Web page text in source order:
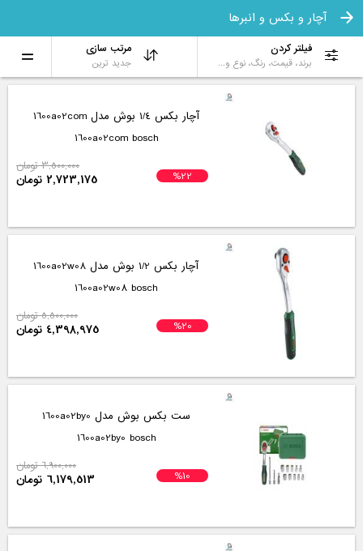
آچار و بکس و انبرها
فیلتر کردن
برند، قیمت، رنگ، نوع و...
مرتب سازی
جدید ترین
آچار بکس 1/4 بوش مدل 1600a02com
1600a02com bosch
%22
3,500,000 تومان
2,723,175 تومان
آچار بکس 1/2 بوش مدل 1600a02w08
1600a02w08 bosch
%20
5,500,000 تومان
4,398,975 تومان
ست بکس بوش مدل 1600a02by0
1600a02by0 bosch
%10
6,900,000 تومان
6,179,513 تومان